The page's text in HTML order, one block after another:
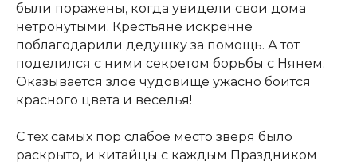
были поражены, когда увидели свои дома
нетронутыми. Крестьяне искренне
поблагодарили дедушку за помощь. А тот
поделился с ними секретом борьбы с Нянем.
Оказывается злое чудовище ужасно боится
красного цвета и веселья!
С тех самых пор слабое место зверя было
раскрыто, и китайцы с каждым Праздником